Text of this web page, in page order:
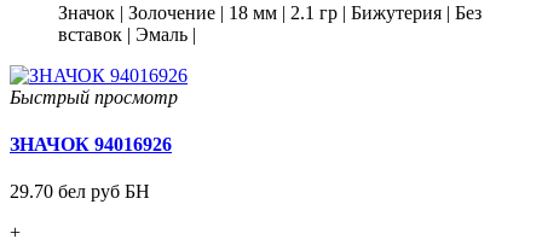
Значок | Золочение | 18 мм | 2.1 гр | Бижутерия | Без
вставок | Эмаль |
Быстрый просмотр
ЗНАЧОК 94016926
29.70 бел руб БН
+